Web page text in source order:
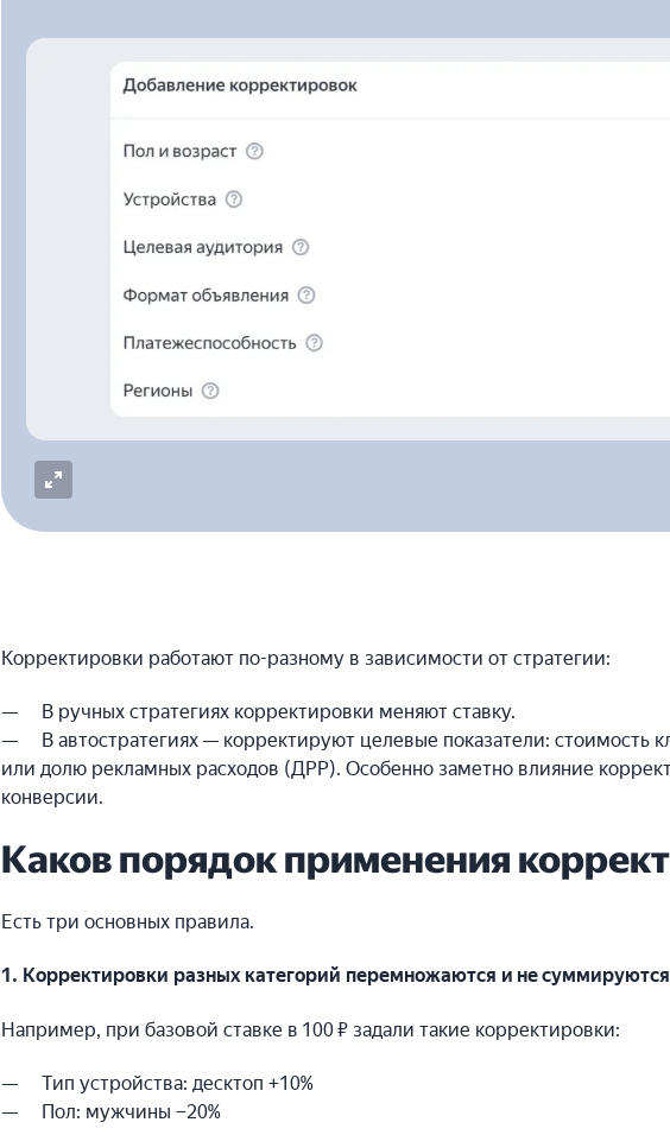
Корректировки работают по-разному в зависимости от стратегии:
В ручных стратегиях корректировки меняют ставку.
В автостратегиях — корректируют целевые показатели: стоимость
или долю рекламных расходов (ДРР). Особенно заметно влияние
конверсии.
Каков порядок применения
Есть три основных правила.
1. Корректировки разных категорий перемножаются и не
Например, при базовой ставке в 100 ₽ задали такие корректировки:
Тип устройства: десктоп +10%
Пол: мужчины −20%